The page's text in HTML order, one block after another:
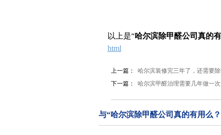
以上是“哈尔滨除甲醛公司真的
html
上一篇：
哈尔滨装修完三年了，还需要
下一篇：
哈尔滨甲醛治理需要几年做一
与“哈尔滨除甲醛公司真的有用么